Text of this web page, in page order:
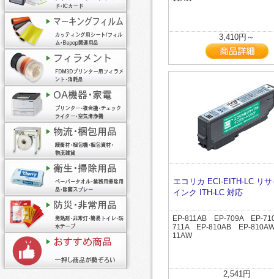
3,410円～
エコリカ ECI-EITH-LC リサ
インク ITH-LC 対応
EP-811AB EP-709A EP-
711A EP-810AB EP-
11AW
2,541円